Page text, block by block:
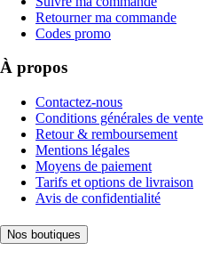
Retourner ma commande
Codes promo
À propos
Contactez-nous
Conditions générales de vente
Retour & remboursement
Mentions légales
Moyens de paiement
Tarifs et options de livraison
Avis de confidentialité
Nos boutiques